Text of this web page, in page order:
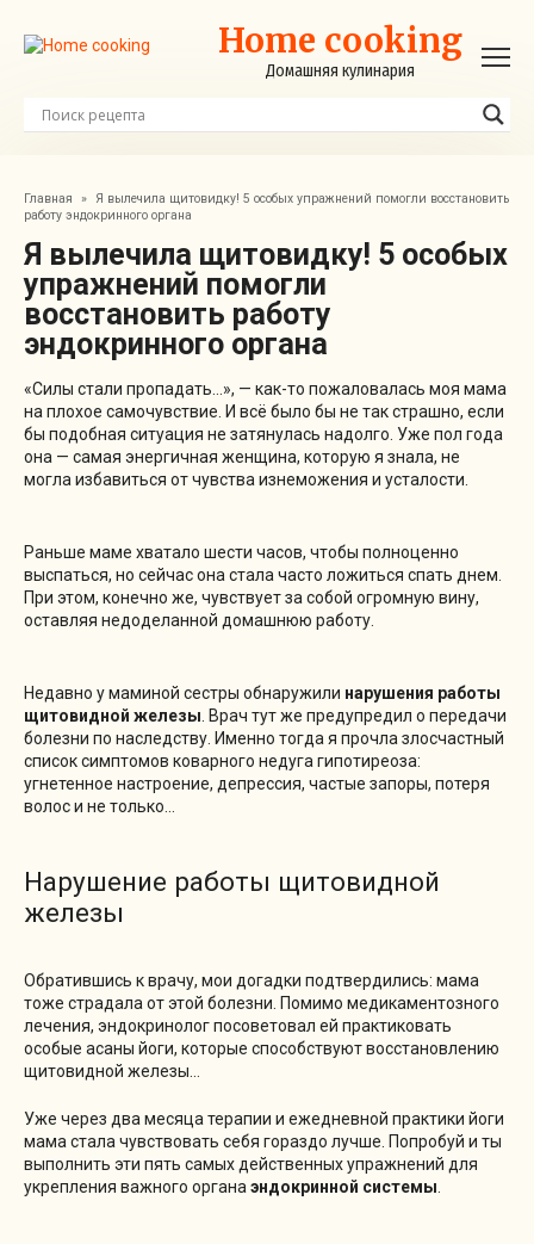
контенту
Home cooking
Домашняя кулинария
Главная »
Я вылечила щитовидку! 5 особых упражнений помогли восстановить
работу эндокринного органа
Я вылечила щитовидку! 5 особых
упражнений помогли
восстановить работу
эндокринного органа
«Силы стали пропадать…», — как-то пожаловалась моя мама
на плохое самочувствие. И всё было бы не так страшно, если
бы подобная ситуация не затянулась надолго. Уже пол года
она — самая энергичная женщина, которую я знала, не
могла избавиться от чувства изнеможения и усталости.
Раньше маме хватало шести часов, чтобы полноценно
выспаться, но сейчас она стала часто ложиться спать днем.
При этом, конечно же, чувствует за собой огромную вину,
оставляя недоделанной домашнюю работу.
Недавно у маминой сестры обнаружили нарушения работы
щитовидной железы . Врач тут же предупредил о передачи
болезни по наследству. Именно тогда я прочла злосчастный
список симптомов коварного недуга гипотиреоза:
угнетенное настроение, депрессия, частые запоры, потеря
волос и не только…
Нарушение работы щитовидной
железы
Обратившись к врачу, мои догадки подтвердились: мама
тоже страдала от этой болезни. Помимо медикаментозного
лечения, эндокринолог посоветовал ей практиковать
особые асаны йоги, которые способствуют восстановлению
щитовидной железы…
Уже через два месяца терапии и ежедневной практики йоги
мама стала чувствовать себя гораздо лучше. Попробуй и ты
выполнить эти пять самых действенных упражнений для
укрепления важного органа эндокринной системы